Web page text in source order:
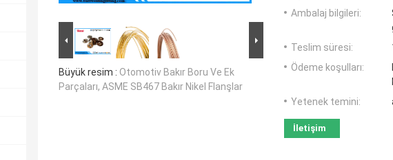
Büyük resim : Otomotiv Bakır Boru Ve Ek
Parçaları, ASME SB467 Bakır Nikel Flanşlar
Ambalaj bilgileri:
Teslim süresi:
Ödeme koşulları:
Yetenek temini:
İletişim